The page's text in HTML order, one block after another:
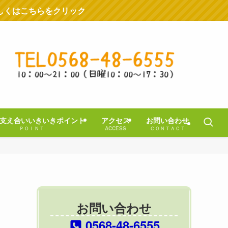
はこちらをクリック
え合いいきいきポイント
ＰＯＩＮＴ
アクセス
ACCESS
お問い合わせ
ＣＯＮＴＡＣＴ
お問い合わせ